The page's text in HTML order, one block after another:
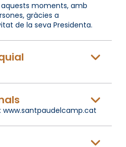
moments, amb
gràcies a
de la seva Presidenta.
www.santpaudelcamp.cat